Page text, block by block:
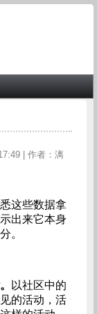
| 作者：漓
这些数据拿
出来它本身
。
以社区中的
的活动，活